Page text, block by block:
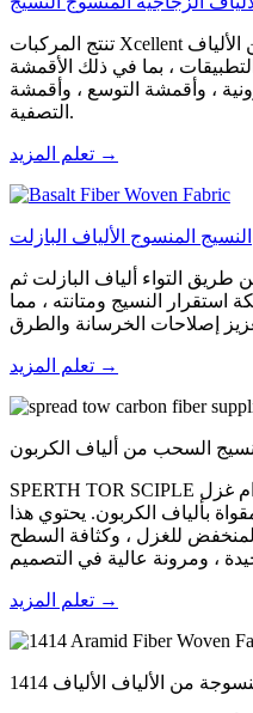
تنتج المركبات Xcellent سلسلة من الأقمشة المنسوجة من الألياف
، بما في ذلك الأقمشة
، وأقمشة التوسع ، وأقمشة
التصفية.
تعلم المزيد →
النسيج المنسوج الألياف البازلت
التواء ألياف البازلت ثم
استقرار النسيج ومتانته ، مما
تعلم المزيد →
نسيج السحب من ألياف الكربون
SPERTH TOR SCIPLE عبارة عن نسيج منسوج باستخدام غزل
بألياف الكربون. يحتوي هذا
للغزل ، وكثافة السطح
تعلم المزيد →
المنسوجة من الألياف الألياف